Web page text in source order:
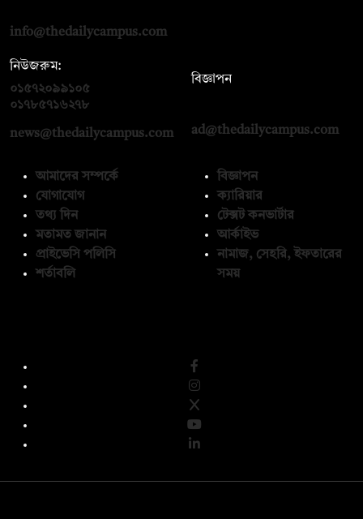
info@thedailycampus.com
নিউজরুম:
০১৫৭২০৯৯১০৫
০১৭৮৫৭১৬২৭৮
news@thedailycampus.com
বিজ্ঞাপন
ad@thedailycampus.com
আমাদের সম্পর্কে
যোগাযোগ
তথ্য দিন
মতামত জানান
প্রাইভেসি পলিসি
শর্তাবলি
বিজ্ঞাপন
ক্যারিয়ার
টেক্সট কনভার্টার
আর্কাইভ
নামাজ, সেহরি, ইফতারের
সময়